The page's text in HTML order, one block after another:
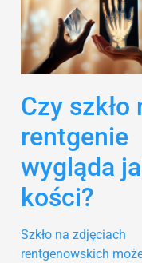
Czy szkło
rentgenie
wygląda
kości?
Szkło na zdjęciach
rentgenowskich